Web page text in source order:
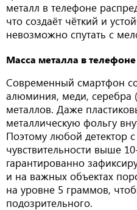
металл в телефоне
что создаёт чёткий и
невозможно спутать с
Масса металла в телефоне
Современный смартфон
алюминия, меди, серебра
металлов. Даже
металлическую фольгу
Поэтому любой детектор
чувствительности выше
гарантированно
и на важных объектах
на уровне 5 граммов,
подозрительного.